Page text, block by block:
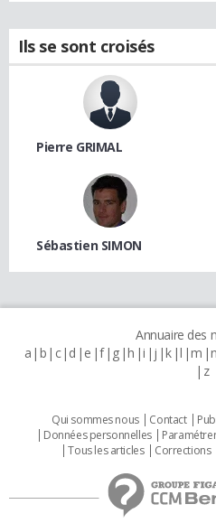
Ils se sont croisés
Pierre GRIMAL
Sébastien SIMON
Annuaire des
a b c d e f g h i j k l m n
z
Qui sommes nous Contact
Données personnelles
Tous les articles
Corrections